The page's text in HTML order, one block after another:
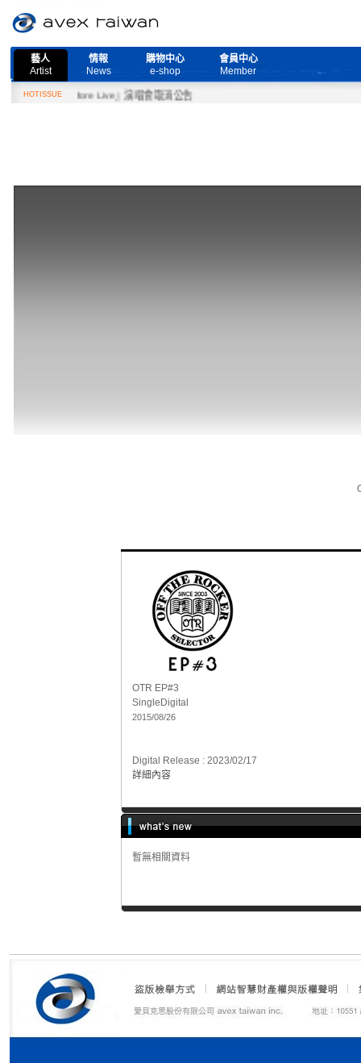
藝人
Artist
情報
News
購物中心
e-shop
會員中心
Member
HOTISSUE
More Live』演唱會取消公告
OTR EP#3
Single Digital
2015/08/26
Digital Release : 2023/02/17
詳細內容
暫無相關資料